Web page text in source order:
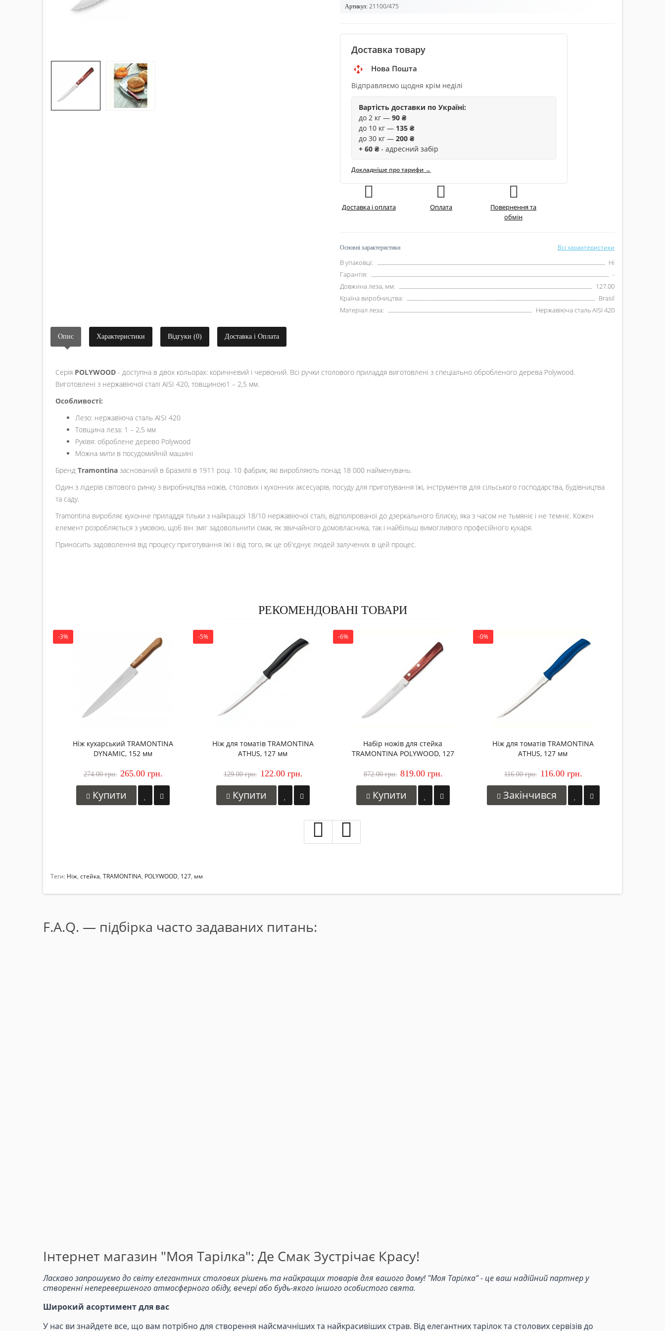
Артикул: 21100/475
Доставка товару
Нова Пошта
Відправляємо щодня крім неділі
Вартість доставки по Україні:
до 2 кг — 90 ₴
до 10 кг — 135 ₴
до 30 кг — 200 ₴
+ 60 ₴ - адресний забір
Докладніше про тарифи →
Доставка і оплата Оплата
Повернення та
обмін
Основні характеристики Всі характеристики
В упаковці:
Ні
Гарантія:
-
Довжина леза, мм:
127.00
Країна виробництва:
Brasil
Матеріал леза:
Нержавіюча сталь AISI 420
Опис Характеристики Відгуки (0) Доставка і Оплата
Серія POLYWOOD - доступна в двох кольорах: коричневий і червоний. Всі ручки столового приладдя виготовлені з спеціально обробленого дерева Polywood.
Виготовлені з нержавіючої сталі AISI 420, товщиною1 – 2,5 мм.
Особливості:
Лезо: нержавіюча сталь AISI 420
Товщина леза: 1 – 2,5 мм
Руківя: оброблене дерево Polywood
Можна мити в посудомийній машині
Бренд Tramontina заснований в Бразилії в 1911 році. 10 фабрик, які виробляють понад 18 000 найменувань.
Один з лідерів світового ринку з виробництва ножів, столових і кухонних аксесуарів, посуду для приготування їжі, інструментів для сільського господарства, будівництва
та саду.
Tramontina виробляє кухонне приладдя тільки з найкращої 18/10 нержавіючої сталі, відполірованої до дзеркального блиску, яка з часом не тьмяніє і не темніє. Кожен
елемент розробляється з умовою, щоб він зміг задовольнити смак, як звичайного домовласника, так і найбільш вимогливого професійного кухаря.
Приносить задоволення від процесу приготування їжі і від того, як це об'єднує людей залучених в цей процес.
РЕКОМЕНДОВАНІ ТОВАРИ
-3%
Ніж кухарський TRAMONTINA
DYNAMIC, 152 мм
274.00 грн. 265.00 грн.
Купити
-5%
Ніж для томатів TRAMONTINA
ATHUS, 127 мм
129.00 грн. 122.00 грн.
Купити
-6%
Набір ножів для стейка
TRAMONTINA POLYWOOD, 127
872.00 грн. 819.00 грн.
Купити
-0%
Ніж для томатів TRAMONTINA
ATHUS, 127 мм
116.00 грн. 116.00 грн.
Закінчився
Теги: Ніж, стейка, TRAMONTINA, POLYWOOD, 127, мм
F.A.Q. — підбірка часто задаваних питань:
Інтернет магазин "Моя Тарілка": Де Смак Зустрічає Красу!
Ласкаво запрошуємо до світу елегантних столових рішень та найкращих товарів для вашого дому! "Моя Тарілка" - це ваш надійний партнер у
створенні неперевершеного атмосферного обіду, вечері або будь-якого іншого особистого свята.
Широкий асортимент для вас
У нас ви знайдете все, що вам потрібно для створення найсмачніших та найкрасивіших страв. Від елегантних тарілок та столових сервізів до